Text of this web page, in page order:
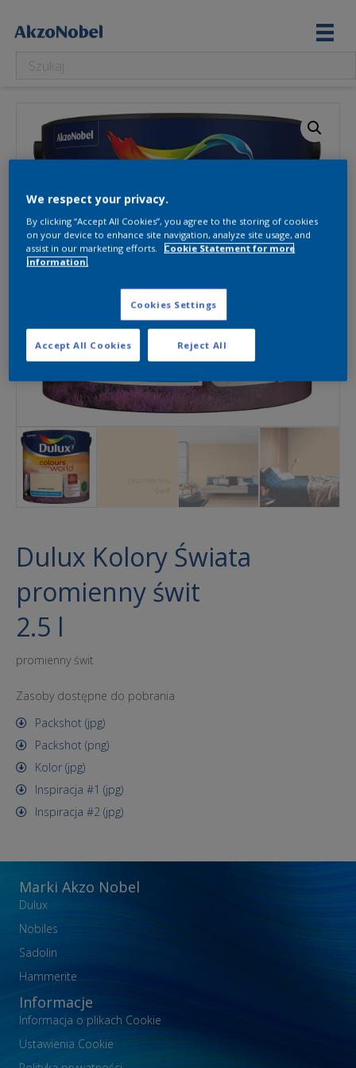
Dulux Kolory Świata
promienny świt
2.5 l
promienny świt
Zasoby dostępne do pobrania
Packshot (jpg)
Packshot (png)
Kolor (jpg)
Inspiracja #1 (jpg)
Inspiracja #2 (jpg)
Marki Akzo Nobel
Dulux
Nobiles
Sadolin
Hammerite
Informacje
Informacja o plikach Cookie
Ustawienia Cookie
We respect your privacy.
By clicking “Accept All Cookies”, you agree to the storing of cookies
on your device to enhance site navigation, analyze site usage, and
assist in our marketing efforts.
Cookie Statement for more
information.
Cookies Settings
Reject All
Accept All Cookies